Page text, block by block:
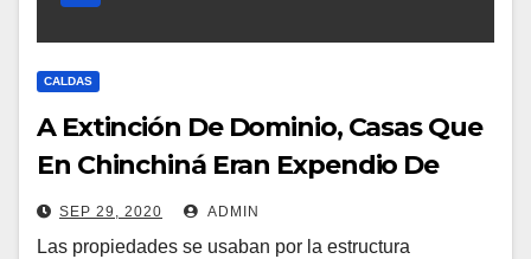
CALDAS
A Extinción De Dominio, Casas Que
En Chinchiná Eran Expendio De
Estupefacientes.
SEP 29, 2020 ADMIN
Las propiedades se usaban por la estructura